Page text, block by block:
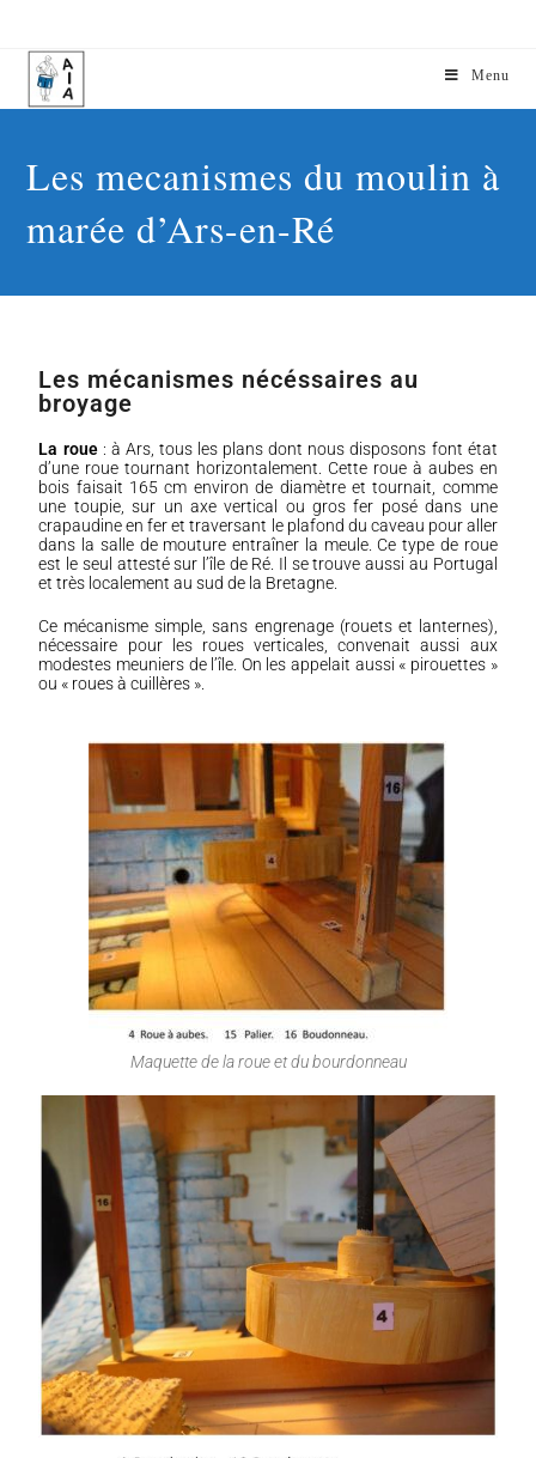
Menu
Les mecanismes du moulin à
marée d’Ars-en-Ré
Les mécanismes nécéssaires au
broyage
La roue: à Ars, tous les plans dont nous disposons font état
d’une roue tournant horizontalement. Cette roue à aubes en
bois faisait 165 cm environ de diamètre et tournait, comme
une toupie, sur un axe vertical ou gros fer posé dans une
crapaudine en fer et traversant le plafond du caveau pour aller
dans la salle de mouture entraîner la meule. Ce type de roue
est le seul attesté sur l’île de Ré. Il se trouve aussi au Portugal
et très localement au sud de la Bretagne.
Ce mécanisme simple, sans engrenage (rouets et lanternes),
nécessaire pour les roues verticales, convenait aussi aux
modestes meuniers de l’île. On les appelait aussi « pirouettes »
ou « roues à cuillères ».
Maquette de la roue et du bourdonneau